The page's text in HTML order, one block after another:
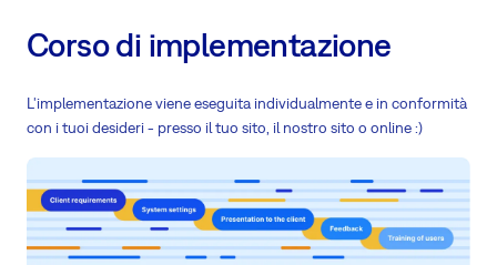
Corso di implementazione
L'implementazione viene eseguita individualmente e in conformità
con i tuoi desideri - presso il tuo sito, il nostro sito o online :)